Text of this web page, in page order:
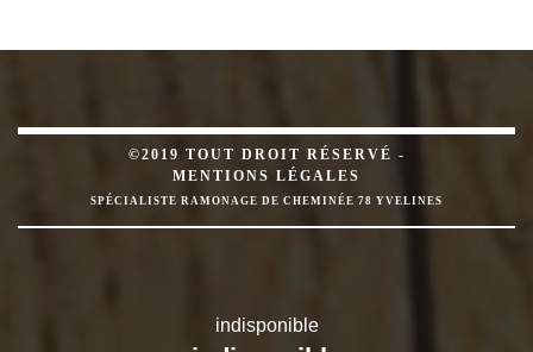
©2019 TOUT DROIT RÉSERVÉ -
MENTIONS LÉGALES
SPÉCIALISTE RAMONAGE DE CHEMINÉE 78 YVELINES
indisponible